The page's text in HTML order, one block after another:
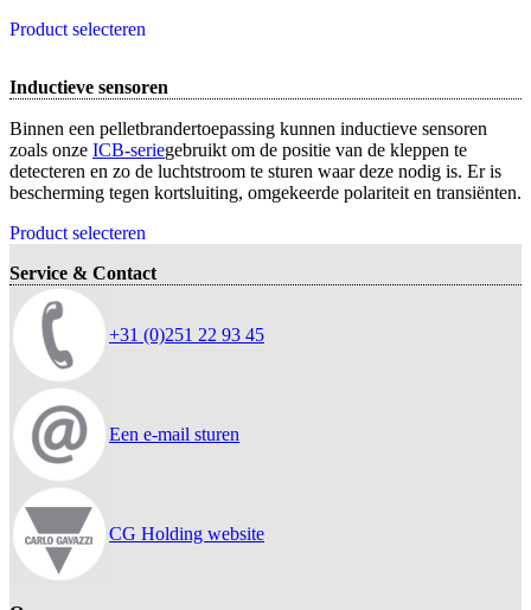
Product selecteren
Inductieve sensoren
Binnen een pelletbrandertoepassing kunnen inductieve sensoren
zoals onze ICB-seriegebruikt om de positie van de kleppen te
detecteren en zo de luchtstroom te sturen waar deze nodig is. Er is
bescherming tegen kortsluiting, omgekeerde polariteit en transiënten.
Product selecteren
Service & Contact
+31 (0)251 22 93 45
Een e-mail sturen
CG Holding website